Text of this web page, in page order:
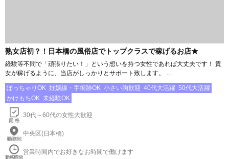
熟女店初？！日本橋の風俗店でトップクラスで稼げるお店★
経験等不問で「頑張りたい！」という想いを持つ女性であれば大丈夫です！ 貴
女が稼げるように、当店がしっかりとサポート致します。 …
ぽっちゃりOK 妊娠線・手術跡OK 小さい胸歓迎 40代大活躍 50代大活躍
かけもちOK 未経験OK
30代～60代の女性大歓迎
中央区(日本橋)
営業時間内でお好きなお時間で働けます